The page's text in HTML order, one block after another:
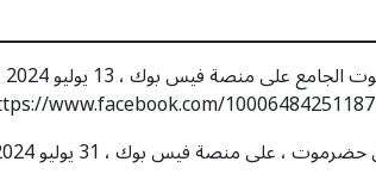
www.facebook.com/
، على منصة فيس بوك ، 31 يوليو 2024